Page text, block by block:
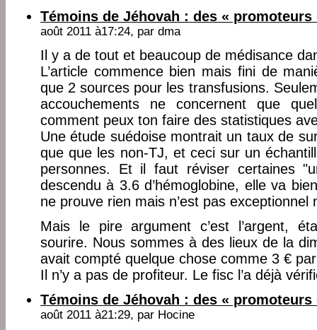
Témoins de Jéhovah : des «
août 2011 à17:24, par dma
Il y a de tout et beaucoup de médisance
L’article commence bien mais fini de
que 2 sources pour les transfusions.
accouchements ne concernent que
comment peux ton faire des statistiques
Une étude suédoise montrait un taux de
que que les non-TJ, et ceci sur un
personnes. Et il faut réviser certaines
descendu à 3.6 d’hémoglobine, elle va
ne prouve rien mais n’est pas exceptionnel
Mais le pire argument c’est l’argent,
sourire. Nous sommes à des lieux de la
avait compté quelque chose comme 3 €
Il n’y a pas de profiteur. Le fisc l’a déjà
Témoins de Jéhovah : des «
août 2011 à21:29, par Hocine